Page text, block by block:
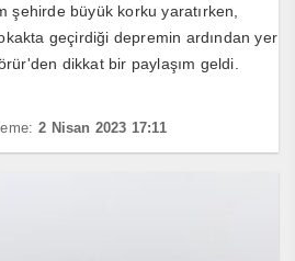
şehirde büyük korku yaratırken,
geçirdiği depremin ardından yer
dikkat bir paylaşım geldi.
2 Nisan 2023 17:11